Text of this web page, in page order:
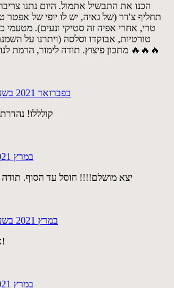
הכנו את התבשיל אתמול. היום נתנו
תחליף צ'דר (של גאיה, יש לו יופי של אפטר
טרי, אחרי אפיה זה סטיקי ונעים). מטעמי
טורטיות, אבוקדו וסלסה (ויתרנו על
מתכון פיצוץ. תודה לימור, הרמת לנו את הסעודת פורים 🔥🔥🔥
28 בפברואר 2021 בשעה 20:01
קולללו!
16 במרץ 2021 בשעה 13:20
יצא מושלם!!!! חוסל עד הסוף. תודה
16 במרץ 2021 בשעה 13:32
אושר!! תודה!
27 במרץ 2021 בשעה 03:27